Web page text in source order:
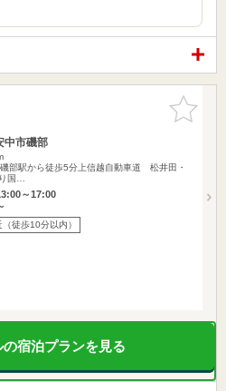
お気に入
りに追加
中市磯部
部駅から徒歩5分上信越自動車道 松井田・
国…
～17:00
（徒歩10分以内）
宿泊プランを見る